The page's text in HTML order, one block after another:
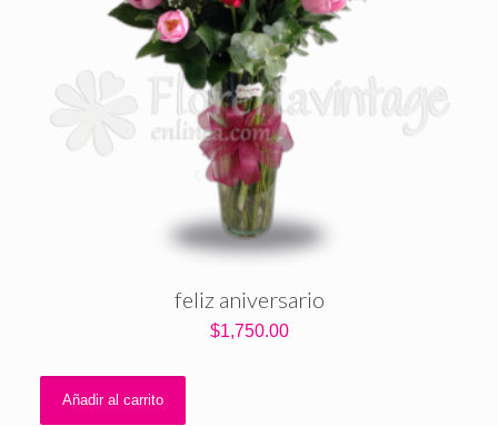
feliz aniversario
$1,750.00
Añadir al carrito